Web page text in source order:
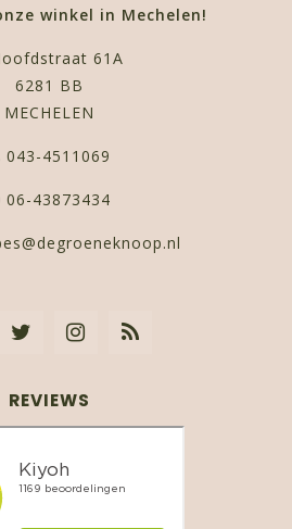
winkel in Mechelen!
61A
6281 BB
MECHELEN
043-4511069
06-43873434
REVIEWS